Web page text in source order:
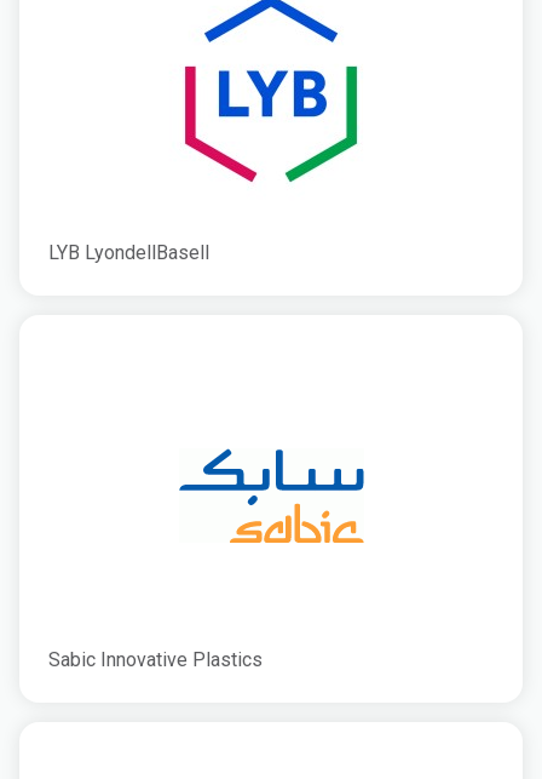
LYB LyondellBasell
Sabic Innovative Plastics